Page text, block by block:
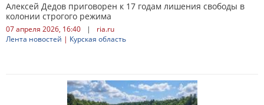
Алексей Дедов приговорен к 17 годам лишения свободы в
колонии строгого режима
07 апреля 2026, 16:40 |
ria.ru
Лента новостей | Курская область